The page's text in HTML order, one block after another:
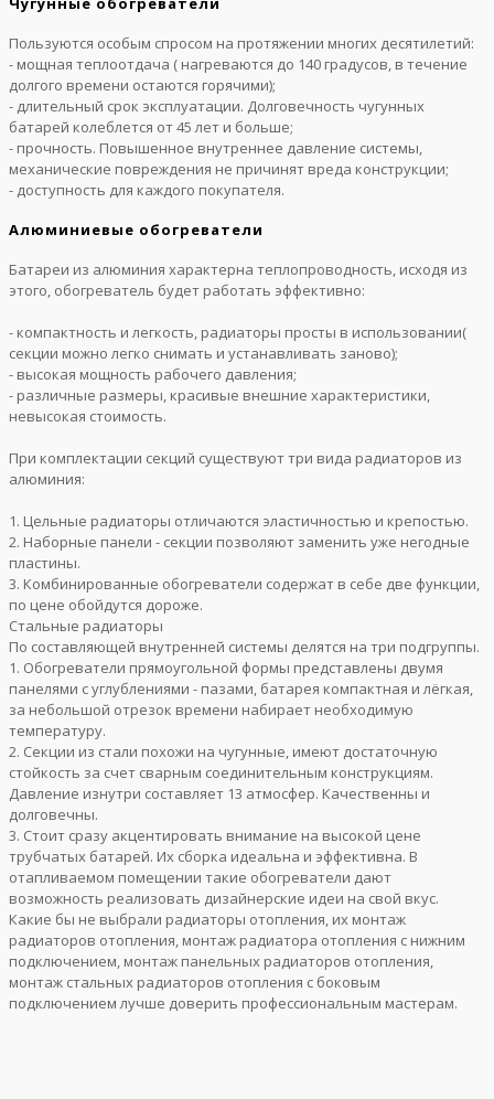
Пользуются особым спросом на протяжении многих десятилетий:
- мощная теплоотдача ( нагреваются до 140 градусов, в течение
долгого времени остаются горячими);
- длительный срок эксплуатации. Долговечность чугунных
батарей колеблется от 45 лет и больше;
- прочность. Повышенное внутреннее давление системы,
механические повреждения не причинят вреда конструкции;
- доступность для каждого покупателя.
Алюминиевые обогреватели
Батареи из алюминия характерна теплопроводность, исходя из
этого, обогреватель будет работать эффективно:
- компактность и легкость, радиаторы просты в использовании(
секции можно легко снимать и устанавливать заново);
- высокая мощность рабочего давления;
- различные размеры, красивые внешние характеристики,
невысокая стоимость.
При комплектации секций существуют три вида радиаторов из
алюминия:
1. Цельные радиаторы отличаются эластичностью и крепостью.
2. Наборные панели - секции позволяют заменить уже негодные
пластины.
3. Комбинированные обогреватели содержат в себе две функции,
по цене обойдутся дороже.
Стальные радиаторы
По составляющей внутренней системы делятся на три подгруппы.
1. Обогреватели прямоугольной формы представлены двумя
панелями с углублениями - пазами, батарея компактная и лёгкая,
за небольшой отрезок времени набирает необходимую
температуру.
2. Секции из стали похожи на чугунные, имеют достаточную
стойкость за счет сварным соединительным конструкциям.
Давление изнутри составляет 13 атмосфер. Качественны и
долговечны.
3. Стоит сразу акцентировать внимание на высокой цене
трубчатых батарей. Их сборка идеальна и эффективна. В
отапливаемом помещении такие обогреватели дают
возможность реализовать дизайнерские идеи на свой вкус.
Какие бы не выбрали радиаторы отопления, их монтаж
радиаторов отопления, монтаж радиатора отопления с нижним
подключением, монтаж панельных радиаторов отопления,
монтаж стальных радиаторов отопления с боковым
подключением лучше доверить профессиональным мастерам.